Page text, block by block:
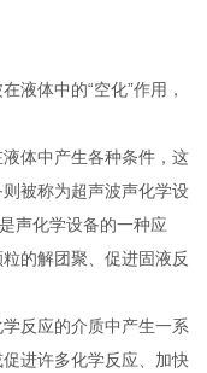
液体中的“空化”作用，
体中产生各种条件，这
被称为超声波声化学设
声化学设备的一种应
的解团聚、促进固液反
反应的介质中产生一系
进许多化学反应、加快